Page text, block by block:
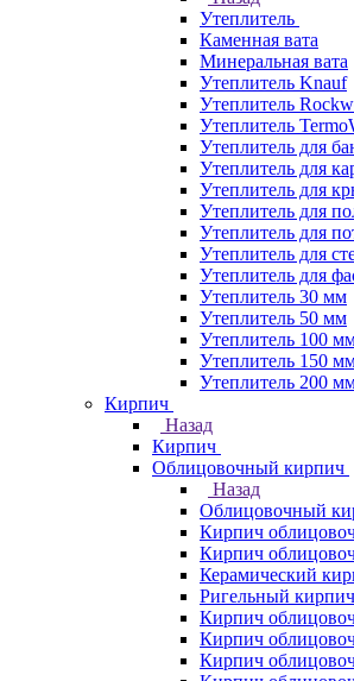
Утеплитель
Каменная вата
Минеральная вата
Утеплитель Knauf
Утеплитель
Утеплитель
Утеплитель для
Утеплитель для
Утеплитель для
Утеплитель для
Утеплитель для
Утеплитель для
Утеплитель для
Утеплитель 30 мм
Утеплитель 50 мм
Утеплитель 100
Утеплитель 150
Утеплитель 200
Кирпич
Назад
Кирпич
Облицовочный кирпич
Назад
Облицовочный
Кирпич
Кирпич
Керамический
Ригельный кирпич
Кирпич
Кирпич
Кирпич